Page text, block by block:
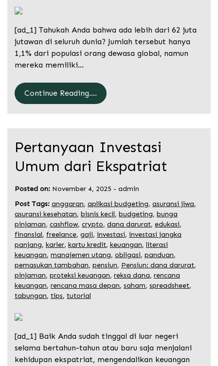
[ad_1] Tahukah Anda bahwa ada lebih dari 62 juta
jutawan di seluruh dunia? Jumlah tersebut hanya
1,1% dari populasi orang dewasa global, namun
mereka memiliki…
Continue Reading....
Pertanyaan Investasi
Umum dari Ekspatriat
Posted on: November 4, 2025 - admin
Post Tags: anggaran, aplikasi budgeting, asuransi jiwa,
asuransi kesehatan, bisnis kecil, budgeting, bunga
pinjaman, cashflow, crypto, dana darurat, edukasi,
finansial, freelance, gaji, investasi, investasi jangka
panjang, karier, kartu kredit, keuangan, literasi
keuangan, manajemen utang, obligasi, panduan,
pemasukan tambahan, pensiun, Pensiun: dana darurat,
pinjaman, proteksi keuangan, reksa dana, rencana
keuangan, rencana masa depan, saham, spreadsheet,
tabungan, tips, tutorial
[ad_1] Baik Anda sudah tinggal di luar negeri
selama bertahun-tahun atau baru saja menjalani
kehidupan ekspatriat, mengendalikan keuangan